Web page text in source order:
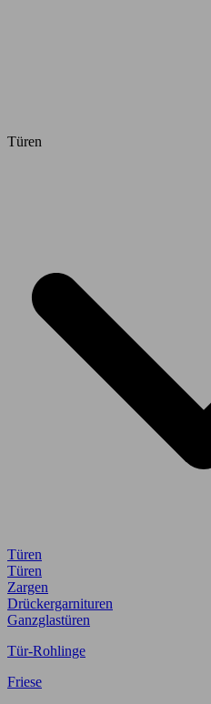
Türen
Türen
Türen
Zargen
Drückergarnituren
Ganzglastüren
Tür-Rohlinge
Friese